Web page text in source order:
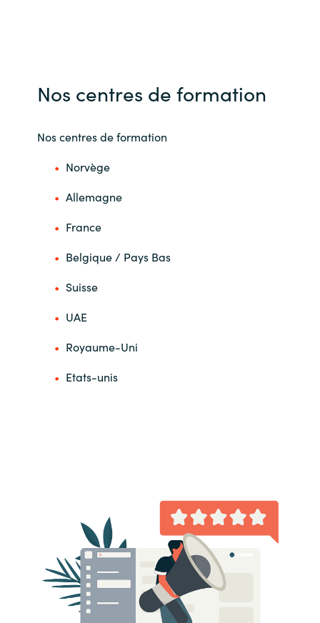
Nos centres de formation
Nos centres de formation
Norvège
Allemagne
France
Belgique / Pays Bas
Suisse
UAE
Royaume-Uni
Etats-unis